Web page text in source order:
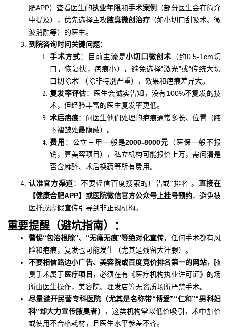
肥APP）查看医生的执业年限和手术案例
（部分医生会在简介
中提及），优先选择主攻腋臭微创治疗 （如小切口刮吸术、微
波消融等）的医生。
到院咨询时问关键问题：
手术方式：目前主流是小切口微创术 （约0.5-1cm切
口，恢复快，疤痕小），避免选择“激光”或“传统大切
口切除术”（除非特别严重），效果和疤痕差异大。
复发率评估：医生会诚实告知，没有100%不复发的技
术，但经验丰富的医生复发率更低。
术后疤痕：问医生他们处理的疤痕通常多长、位置（腋
下褶皱处最隐蔽）。
费用 ：公立三甲一般是2000-8000元 （医保一般不报
销，算美容项目），私立机构可能报价上万，需问清是
否含麻醉、术后换药等所有费用。
认准官方渠道：不要轻信百度搜索的广告或“排名”。 直接在
【健康合肥APP】或医院微信官方公众号上挂号预约，避免被
医托或虚假宣传引导到非正规机构。
重要提醒（避坑指南）：
警惕“包治根除”、“无痛无痕”等绝对化宣传，任何手术都有风
险和疤痕，复发也可能发生（尤其是残留大汗腺）。
不要相信路边小广告、美容院或百度竞价排名第一的网站，腋
臭手术属于医疗项目 ，必须在有《医疗机构执业许可证》的场
所由医生操作，美容院、理发店等无资质场所严禁手术。
尽量避开民营专科医院（尤其是名称带“博爱”“仁和”“男科妇
科”却大力宣传腋臭者）
，这类机构常以低价吸引，术中加价
或使用不合格耗材，且医生水平参差不齐。